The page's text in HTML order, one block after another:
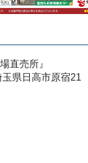
直売所』
県日高市原宿